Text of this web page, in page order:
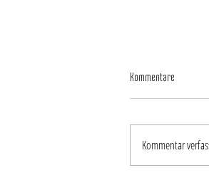
Kommentare
Kommentar